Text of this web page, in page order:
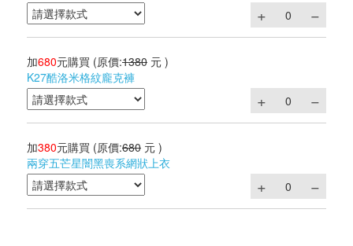
加680元購買 (原價:1380 元 )
K27酷洛米格紋龐克褲
加380元購買 (原價:680 元 )
兩穿五芒星闇黑喪系網狀上衣